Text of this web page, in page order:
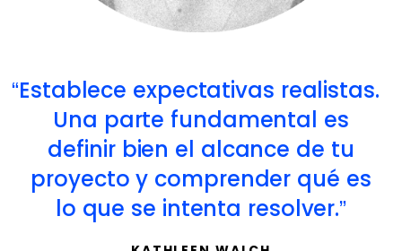
Establece expectativas realistas.
Una parte fundamental es
definir bien el alcance de tu
proyecto y comprender qué es
lo que se intenta resolver.